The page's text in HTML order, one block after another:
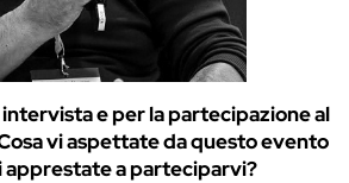
e per la partecipazione al
vi aspettate da questo evento
apprestate a parteciparvi?